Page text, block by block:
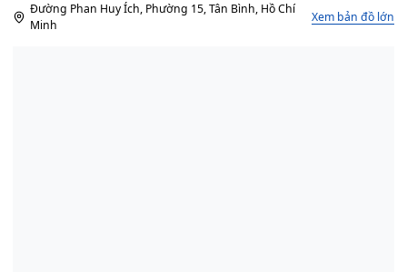
Đường Phan Huy Ích, Phường 15, Tân Bình, Hồ Chí
Minh
Xem bản đồ lớn